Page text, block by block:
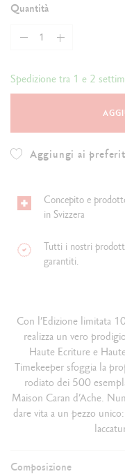
Quantità
Spedizione tra 1 e 2
Aggiungi ai
Concepito e
in Svizzera
Tutti i nostri
garantiti.
Con l’Edizione limitata
realizza un vero
Haute Ecriture e
Timekeeper sfoggia la
rodiato dei 500
Maison Caran d’Ache.
dare vita a un pezzo
Composizione